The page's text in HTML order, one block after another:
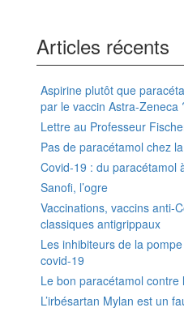
Articles récents
Aspirine plutôt que
par le vaccin Astra-Zeneca
Lettre au Professeur
Pas de paracétamol chez
Covid-19 : du paracétamol
Sanofi, l’ogre
Vaccinations, vaccins anti-
classiques antigrippaux
Les inhibiteurs de la
covid-19
Le bon paracétamol contre
L’irbésartan Mylan est un